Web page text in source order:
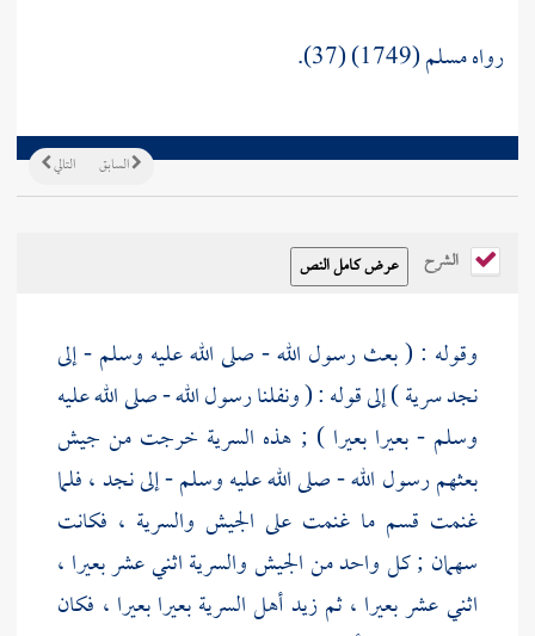
رواه مسلم (1749) (37).
التالي السابق
الشرح
وقوله : ( بعث رسول الله - صلى الله عليه وسلم - إلى
نجدسرية ) إلى قوله : ( ونفلنا رسول الله - صلى الله عليه
وسلم - بعيرا بعيرا ) ; هذه السرية خرجت من جيش
بعثهم رسول الله - صلى الله عليه وسلم - إلىنجد، فلما
غنمت قسم ما غنمت على الجيش والسرية ، فكانت
سهمان ; كل واحد من الجيش والسرية اثني عشر بعيرا ،
اثني عشر بعيرا ، ثم زيد أهل السرية بعيرا بعيرا ، فكان